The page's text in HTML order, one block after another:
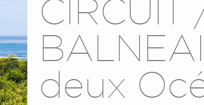
CIRCUIT
deux